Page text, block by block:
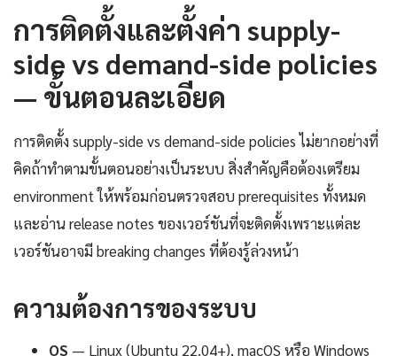
การติดตั้งและตั้งค่า supply-
side vs demand-side policies
— ขั้นตอนละเอียด
การติดตั้ง supply-side vs demand-side policies ไม่ยากอย่างที่
คิดถ้าทำตามขั้นตอนอย่างเป็นระบบ สิ่งสำคัญคือต้องเตรียม
environment ให้พร้อมก่อนตรวจสอบ prerequisites ทั้งหมด
และอ่าน release notes ของเวอร์ชันที่จะติดตั้งเพราะแต่ละ
เวอร์ชันอาจมี breaking changes ที่ต้องรู้ล่วงหน้า
ความต้องการของระบบ
OS — Linux (Ubuntu 22.04+), macOS หรือ Windows